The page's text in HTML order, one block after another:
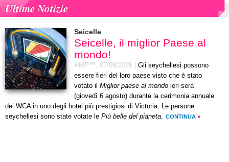
Ultime Notizie
Seicelle
Seicelle, il miglior Paese al
mondo!
AMP™, 07/08/2026
Gli seychellesi possono
essere fieri del loro paese visto che è stato
votato il Miglior paese al mondo ieri sera
(giovedì 6 agosto) durante la cerimonia annuale
dei WCA in uno degli hotel più prestigiosi di Victoria. Le persone
seychellesi sono state votate le Più belle del pianeta. CONTINUA »